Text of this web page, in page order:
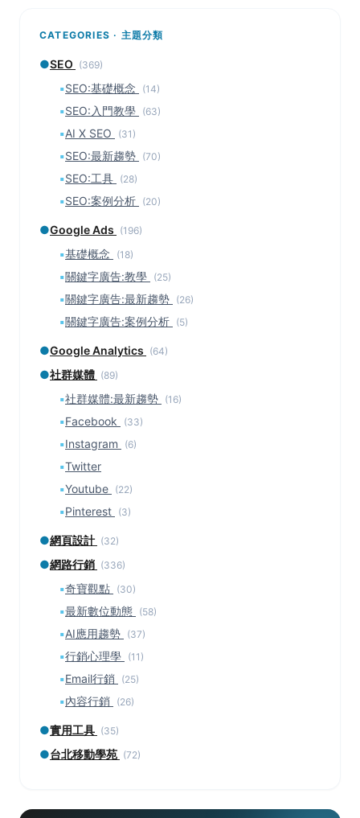
CATEGORIES · 主題分類
●SEO (369)
▪SEO:基礎概念 (14)
▪SEO:入門教學 (63)
▪AI X SEO (31)
▪SEO:最新趨勢 (70)
▪SEO:工具 (28)
▪SEO:案例分析 (20)
●Google Ads (196)
▪基礎概念 (18)
▪關鍵字廣告:教學 (25)
▪關鍵字廣告:最新趨勢 (26)
▪關鍵字廣告:案例分析 (5)
●Google Analytics (64)
●社群媒體 (89)
▪社群媒體:最新趨勢 (16)
▪Facebook (33)
▪Instagram (6)
▪Twitter
▪Youtube (22)
▪Pinterest (3)
●網頁設計 (32)
●網路行銷 (336)
▪奇寶觀點 (30)
▪最新數位動態 (58)
▪AI應用趨勢 (37)
▪行銷心理學 (11)
▪Email行銷 (25)
▪內容行銷 (26)
●實用工具 (35)
●台北移動學苑 (72)